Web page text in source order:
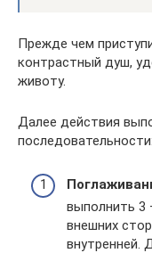
Прежде чем
контрастный душ,
животу.
Далее действия
последовательности:
выполнить 3
внешних
внутренней.